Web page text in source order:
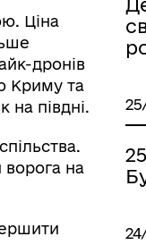
Ціна
дронів
Криму та
півдні.
на